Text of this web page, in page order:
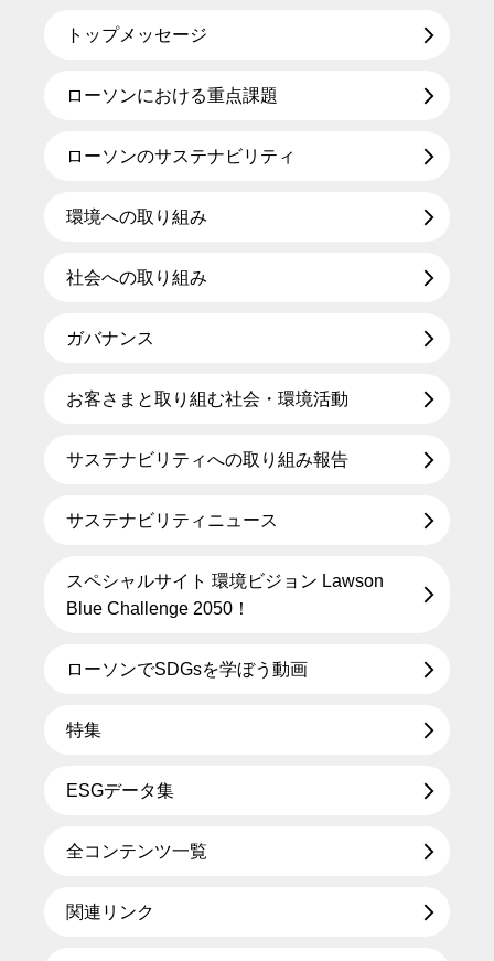
トップメッセージ
ローソンにおける重点課題
ローソンのサステナビリティ
環境への取り組み
社会への取り組み
ガバナンス
お客さまと取り組む社会・環境活動
サステナビリティへの取り組み報告
サステナビリティニュース
スペシャルサイト 環境ビジョン Lawson
Blue Challenge 2050！
ローソンでSDGsを学ぼう動画
特集
ESGデータ集
全コンテンツ一覧
関連リンク